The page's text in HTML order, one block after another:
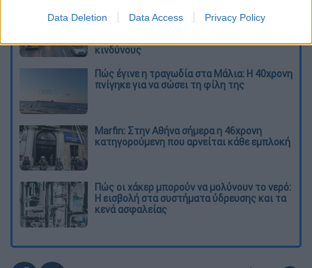
Data Deletion Data Access Privacy Policy
Κυνήγι χρόνου στα λεωφορεία: Οι οδηγοί
κινδύνους
Πώς έγινε η τραγωδία στα Μάλια: Η 40χρονη
πνίγηκε για να σώσει τη φίλη της
Marfin: Στην Αθήνα σήμερα η 46χρονη
κατηγορούμενη που αρνείται κάθε εμπλοκή
Πώς οι χάκερ μπορούν να μολύνουν το νερό:
Η εισβολή στα συστήματα ύδρευσης και τα
κενά ασφαλείας